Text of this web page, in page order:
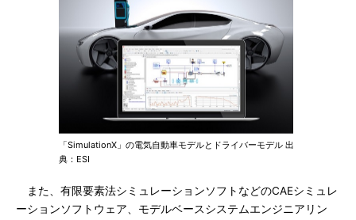
「SimulationX」の電気自動車モデルとドライバーモデル 出
典：ESI
また、有限要素法シミュレーションソフトなどのCAEシミュレ
ーションソフトウェア、モデルベースシステムエンジニアリン